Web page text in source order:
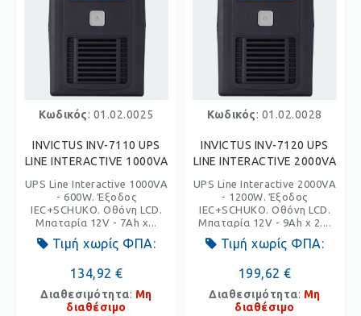
Κωδικός: 01.02.0025
INVICTUS INV-7110 UPS
LINE INTERACTIVE 1000VA
UPS Line Interactive 1000VA
- 600W. Έξοδος
IEC+SCHUKO. Οθόνη LCD.
Μπαταρία 12V - 7Ah x...
Τιμή χωρίς ΦΠΑ:
134,92 €
Διαθεσιμότητα: Μη
διαθέσιμο
Κωδικός: 01.02.0028
INVICTUS INV-7120 UPS
LINE INTERACTIVE 2000VA
UPS Line Interactive 2000VA
- 1200W. Έξοδος
IEC+SCHUKO. Οθόνη LCD.
Μπαταρία 12V - 9Ah x 2....
Τιμή χωρίς ΦΠΑ:
199,62 €
Διαθεσιμότητα: Μη
διαθέσιμο